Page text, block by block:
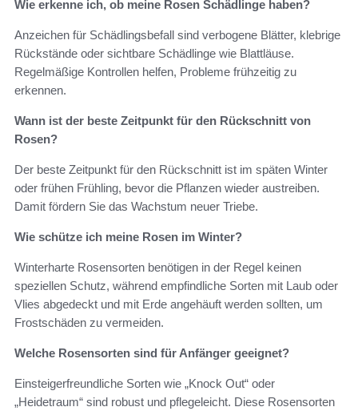
Wie erkenne ich, ob meine Rosen Schädlinge haben?
Anzeichen für Schädlingsbefall sind verbogene Blätter, klebrige
Rückstände oder sichtbare Schädlinge wie Blattläuse.
Regelmäßige Kontrollen helfen, Probleme frühzeitig zu
erkennen.
Wann ist der beste Zeitpunkt für den Rückschnitt von
Rosen?
Der beste Zeitpunkt für den Rückschnitt ist im späten Winter
oder frühen Frühling, bevor die Pflanzen wieder austreiben.
Damit fördern Sie das Wachstum neuer Triebe.
Wie schütze ich meine Rosen im Winter?
Winterharte Rosensorten benötigen in der Regel keinen
speziellen Schutz, während empfindliche Sorten mit Laub oder
Vlies abgedeckt und mit Erde angehäuft werden sollten, um
Frostschäden zu vermeiden.
Welche Rosensorten sind für Anfänger geeignet?
Einsteigerfreundliche Sorten wie „Knock Out“ oder
„Heidetraum“ sind robust und pflegeleicht. Diese Rosensorten